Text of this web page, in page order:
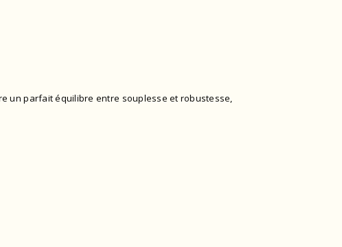
un parfait équilibre entre souplesse et robustesse,